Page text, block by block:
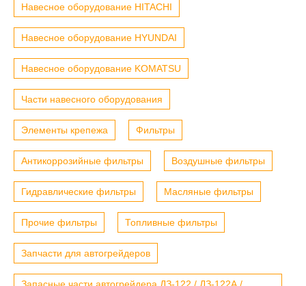
Навесное оборудование HITACHI
Навесное оборудование HYUNDAI
Навесное оборудование KOMATSU
Части навесного оборудования
Элементы крепежа Фильтры
Антикоррозийные фильтры Воздушные фильтры
Гидравлические фильтры Масляные фильтры
Прочие фильтры Топливные фильтры
Запчасти для автогрейдеров
Запасные части автогрейдера ДЗ-122 / ДЗ-122А /